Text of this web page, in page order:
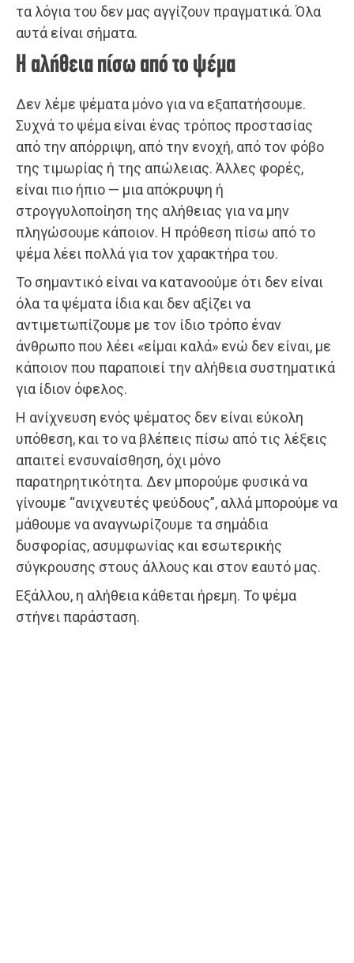
τα λόγια του δεν μας αγγίζουν πραγματικά. Όλα
αυτά είναι σήματα.
Η αλήθεια πίσω από το ψέμα
Δεν λέμε ψέματα μόνο για να εξαπατήσουμε.
Συχνά το ψέμα είναι ένας τρόπος προστασίας
από την απόρριψη, από την ενοχή, από τον φόβο
της τιμωρίας ή της απώλειας. Άλλες φορές,
είναι πιο ήπιο — μια απόκρυψη ή
στρογγυλοποίηση της αλήθειας για να μην
πληγώσουμε κάποιον. Η πρόθεση πίσω από το
ψέμα λέει πολλά για τον χαρακτήρα του.
Το σημαντικό είναι να κατανοούμε ότι δεν είναι
όλα τα ψέματα ίδια και δεν αξίζει να
αντιμετωπίζουμε με τον ίδιο τρόπο έναν
άνθρωπο που λέει «είμαι καλά» ενώ δεν είναι, με
κάποιον που παραποιεί την αλήθεια συστηματικά
για ίδιον όφελος.
Η ανίχνευση ενός ψέματος δεν είναι εύκολη
υπόθεση, και το να βλέπεις πίσω από τις λέξεις
απαιτεί ενσυναίσθηση, όχι μόνο
παρατηρητικότητα. Δεν μπορούμε φυσικά να
γίνουμε “ανιχνευτές ψεύδους”, αλλά μπορούμε να
μάθουμε να αναγνωρίζουμε τα σημάδια
δυσφορίας, ασυμφωνίας και εσωτερικής
σύγκρουσης στους άλλους και στον εαυτό μας.
Εξάλλου, η αλήθεια κάθεται ήρεμη. Το ψέμα
στήνει παράσταση.